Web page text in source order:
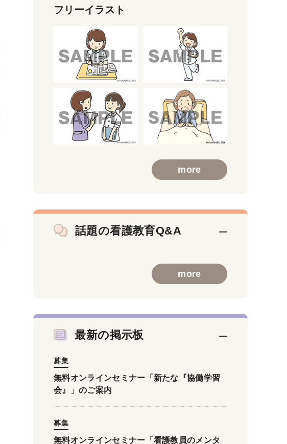
フリーイラスト
more
話題の看護教育Q&A
more
最新の掲示板
募集
無料オンラインセミナー「新たな『協働学習
会』」のご案内
募集
無料オンラインセミナー「看護教員のメンタ